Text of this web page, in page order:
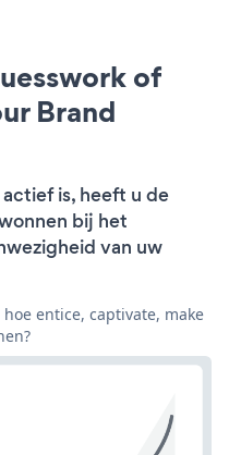
of
Brand
is, heeft u de
bij het
van uw
entice, captivate, make